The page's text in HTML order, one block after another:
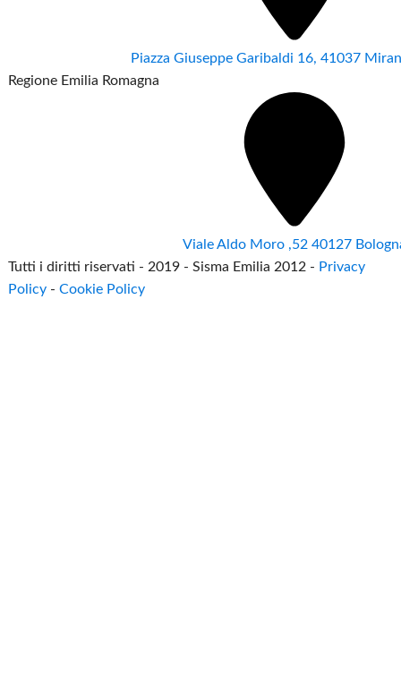
Piazza Giuseppe Garibaldi 16, 41037
Regione Emilia Romagna
Viale Aldo Moro ,52 40127
Tutti i diritti riservati - 2019 - Sisma Emilia 2012 - Privacy
Policy -Cookie Policy